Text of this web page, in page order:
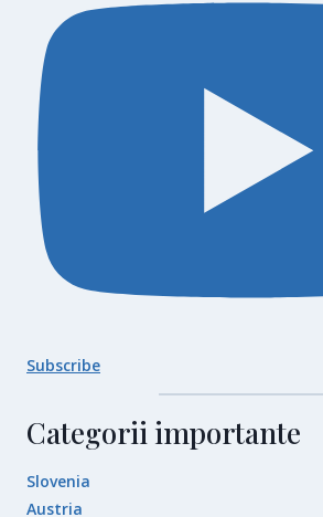
Subscribe
Categorii importante
Slovenia
Austria